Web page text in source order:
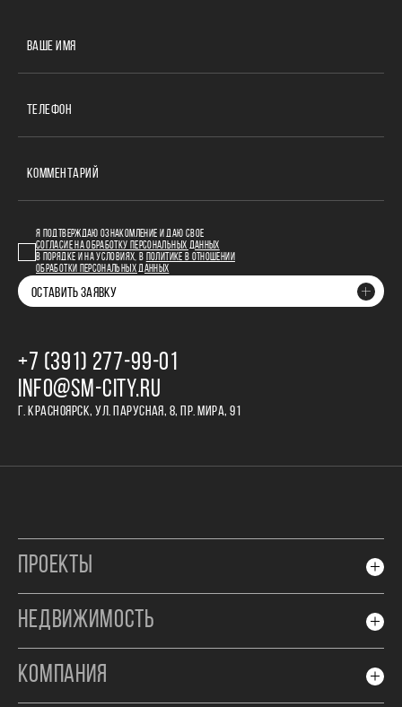
ВАШЕ ИМЯ
ТЕЛЕФОН
КОММЕНТАРИЙ
Я ПОДТВЕРЖДАЮ ОЗНАКОМЛЕНИЕ И ДАЮ СВОЕ
СОГЛАСИЕ НА ОБРАБОТКУ ПЕРСОНАЛЬНЫХ ДАННЫХ
В ПОРЯДКЕ И НА УСЛОВИЯХ, В
ПОЛИТИКЕ В ОТНОШЕНИИ
ОБРАБОТКИ ПЕРСОНАЛЬНЫХ ДАННЫХ
ОСТАВИТЬ ЗАЯВКУ
+7 (391) 277‒99‒01
INFO@SM-CITY.RU
Г. КРАСНОЯРСК, УЛ. ПАРУСНАЯ, 8, ПР. МИРА, 91
ПРОЕКТЫ
НЕДВИЖИМОСТЬ
КОМПАНИЯ